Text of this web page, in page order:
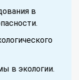
в
в экологии.